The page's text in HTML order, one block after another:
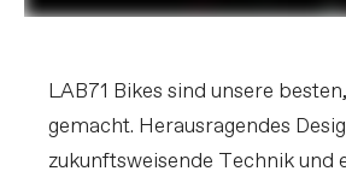
LAB71 Bikes sind unsere
gemacht. Herausragendes
zukunftsweisende Technik und